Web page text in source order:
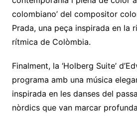
colombiano’ del compositor
Prada, una peça inspirada en la
rítmica de Colòmbia.
Finalment, la ‘Holberg Suite’
programa amb una música
inspirada en les danses del
nòrdics que van marcar